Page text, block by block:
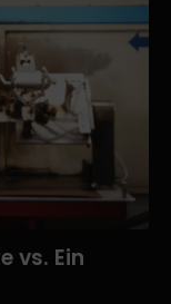
vs. Ein